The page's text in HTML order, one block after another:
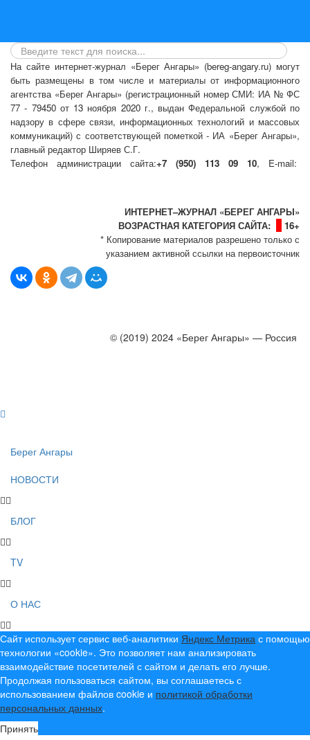
На сайте интернет-журнал «Берег Ангары» (bereg-angary.ru) могут
быть размещены в том числе и материалы от информационного
агентства «Берег Ангары» (регистрационный номер СМИ: ИА № ФС
77 - 79450 от 13 ноября 2020 г., выдан Федеральной службой по
надзору в сфере связи, информационных технологий и массовых
коммуникаций) с соответствующей пометкой - ИА «Берег Ангары»,
главный редактор Ширяев С.Г.
Телефон администрации сайта:+7 (950) 113 09 10, E-mail:
ИНТЕРНЕТ–ЖУРНАЛ «БЕРЕГ АНГАРЫ»
ВОЗРАСТНАЯ КАТЕГОРИЯ САЙТА:
16+
* Копирование материалов разрешено только с
указанием активной ссылки на первоисточник
© (2019) 2024 «Берег Ангары» — Россия
Берег Ангары
НОВОСТИ
БЛОГ
TV
О НАС
Сайт использует сервис веб-аналитики Яндекс Метрика с помощью
технологии «cookie». Это позволяет нам анализировать
взаимодействие посетителей с сайтом и делать его лучше.
Продолжая пользоваться сайтом, вы соглашаетесь с
использованием файлов cookie и политикой обработки
персональных данных.
Принять